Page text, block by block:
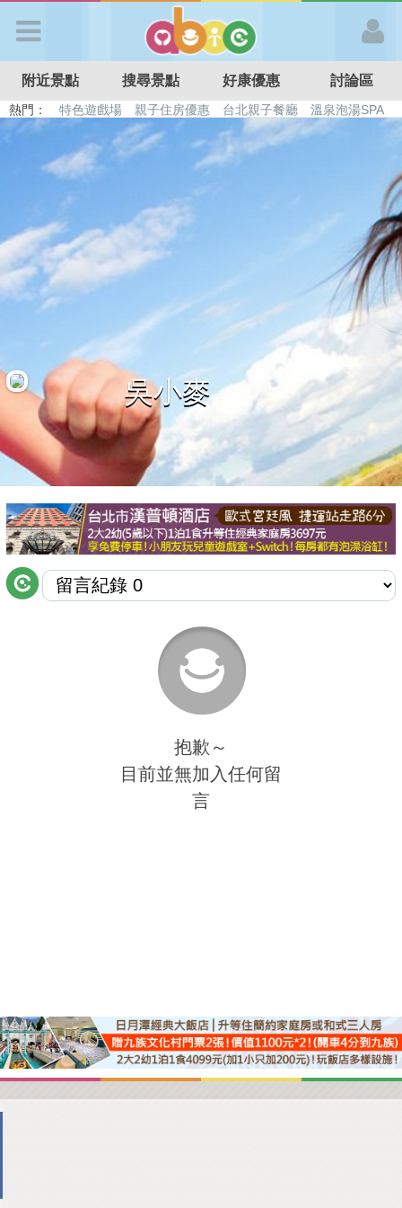
APP登入
首 頁
搜尋景點
好康優惠
最新留言
商家合作
推薦景點
討論區
聯絡我們
附近景點 搜尋景點 好康優惠 討論區
熱門： 特色遊戲場 親子住房優惠 台北親子餐廳
溫泉泡湯SPA
溜滑梯民宿
觀光工廠 日本親子景點
吳小麥
抱歉～
目前並無加入任何留
言